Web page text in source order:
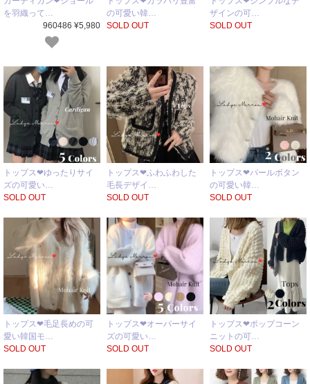
を羽織って…
960486 ¥5,980
の可愛い韓…
SOLD OUT
ザインの可…
SOLD OUT
トップス❤ゆったりサイ
ズの可愛い…
SOLD OUT
トップス❤ふわふわした
毛長デザイ…
SOLD OUT
トップス❤パールボタン
の可愛い韓…
SOLD OUT
トップス❤毛足長めの可
愛い韓国モ…
SOLD OUT
トップス❤オーバーサイ
ズの可愛い…
SOLD OUT
トップス❤ポップコーン
ニットの可…
SOLD OUT